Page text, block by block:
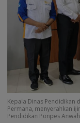
Kepala Dinas Pendidikan
Permana, menyerahkan
Pendidikan Ponpes